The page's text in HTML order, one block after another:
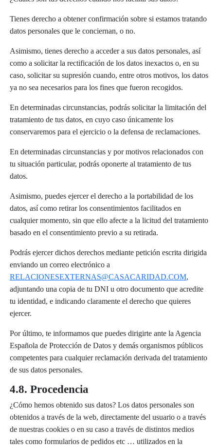
Tienes derecho a obtener confirmación sobre si estamos tratando
datos personales que le conciernan, o no.
Asimismo, tienes derecho a acceder a sus datos personales, así
como a solicitar la rectificación de los datos inexactos o, en su
caso, solicitar su supresión cuando, entre otros motivos, los datos
ya no sea necesarios para los fines que fueron recogidos.
En determinadas circunstancias, podrás solicitar la limitación del
tratamiento de tus datos, en cuyo caso únicamente los
conservaremos para el ejercicio o la defensa de reclamaciones.
En determinadas circunstancias y por motivos relacionados con
tu situación particular, podrás oponerte al tratamiento de tus
datos.
Asimismo, puedes ejercer el derecho a la portabilidad de los
datos, así como retirar los consentimientos facilitados en
cualquier momento, sin que ello afecte a la licitud del tratamiento
basado en el consentimiento previo a su retirada.
Podrás ejercer dichos derechos mediante petición escrita dirigida
enviando un correo electrónico a
RELACIONESEXTERNAS@CASACARIDAD.COM,
adjuntando una copia de tu DNI u otro documento que acredite
tu identidad, e indicando claramente el derecho que quieres
ejercer.
Por último, te informamos que puedes dirigirte ante la Agencia
Española de Protección de Datos y demás organismos públicos
competentes para cualquier reclamación derivada del tratamiento
de sus datos personales.
4.8. Procedencia
¿Cómo hemos obtenido sus datos? Los datos personales son
obtenidos a través de la web, directamente del usuario o a través
de nuestras cookies o en su caso a través de distintos medios
tales como formularios de pedidos etc … utilizados en la